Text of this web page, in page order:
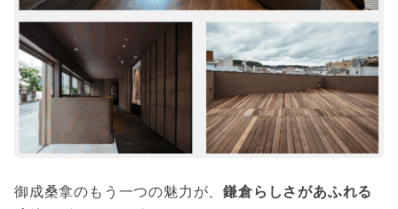
御成桑拿のもう一つの魅力が、鎌倉らしさがあふれる